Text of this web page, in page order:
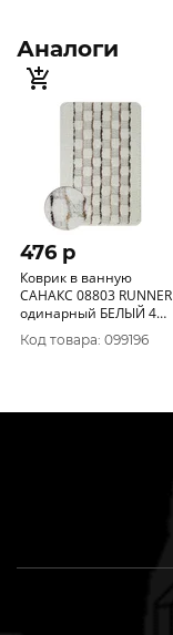
Аналоги
476 p
Коврик в ванную
САНАКС 08803 RUNNER
одинарный БЕЛЫЙ 400
х 600 мм 100%
полиэстер
Код товара: 099196